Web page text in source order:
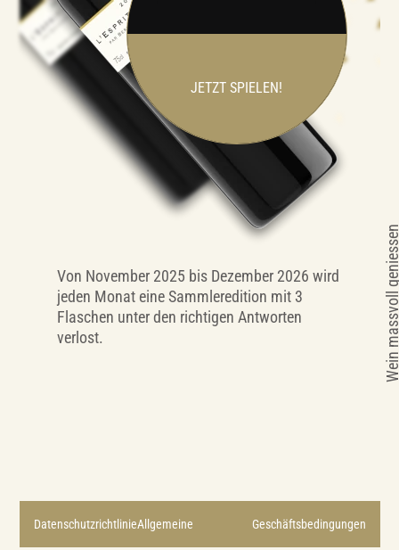
JETZT SPIELEN!
Von November 2025 bis Dezember 2026 wird
jeden Monat eine Sammleredition mit 3
Flaschen unter den richtigen Antworten
verlost.
Wein
DatenschutzrichtlinieAllgemeine Geschäftsbedingungen